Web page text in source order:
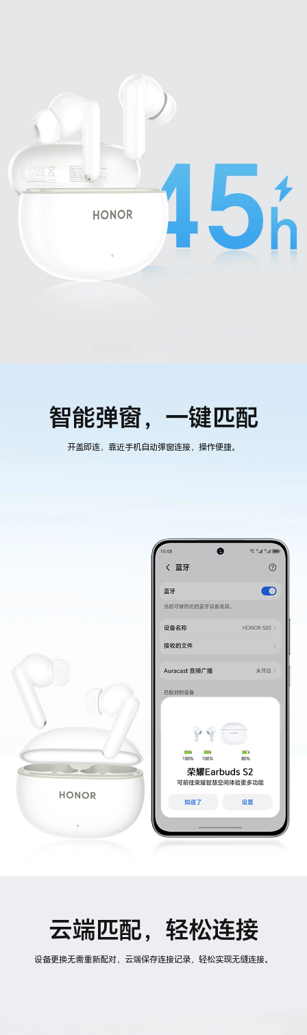
智能弹窗，一键匹配
开盖即连，靠近手机自动弹窗连接，操作便捷。
云端匹配，轻松连接
设备更换无需重新配对，云端保存连接记录，轻松实现无缝连接。